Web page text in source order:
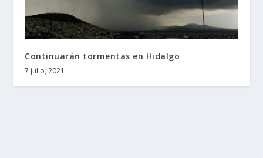
Continuarán tormentas en Hidalgo
7 julio, 2021